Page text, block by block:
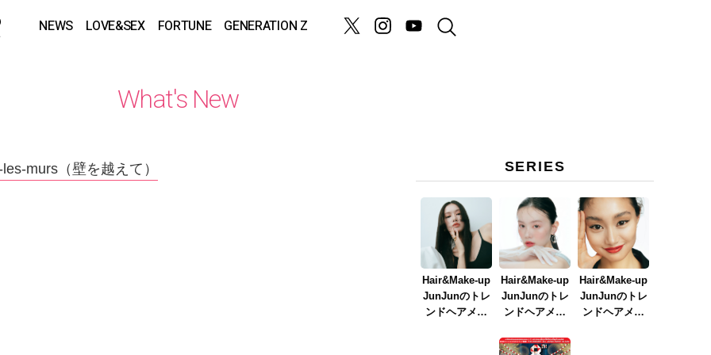
NEWS LOVE&SEX FORTUNE GENERATION Z
What's New
murs（壁を越えて） SERIES
Hair&Make-up
JunJunのトレ
ンドヘアメイ
Hair&Make-up
JunJunのトレ
ンドヘアメイ
イク
Hair&Make-up
JunJunのトレ
ンドヘアメイ